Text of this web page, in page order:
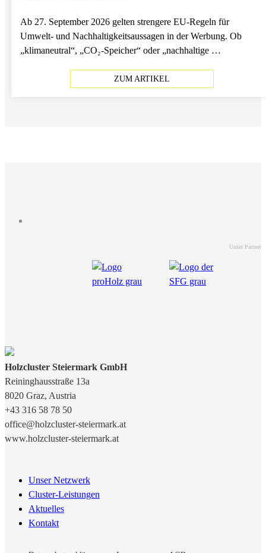
Ab 27. September 2026 gelten strengere EU-Regeln für
Umwelt- und Nachhaltigkeitsaussagen in der Werbung. Ob
„klimaneutral“, „CO₂-Speicher“ oder „nachhaltige …
ZUM ARTIKEL
Unser Partner
Holzcluster Steiermark GmbH
Reininghausstraße 13a
8020 Graz, Austria
+43 316 58 78 50
office@holzcluster-steiermark.at
www.holzcluster-steiermark.at
Unser Netzwerk
Cluster-Leistungen
Aktuelles
Kontakt